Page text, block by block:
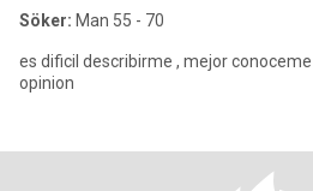
Söker: Man 55 - 70
es dificil describirme , mejor
opinion